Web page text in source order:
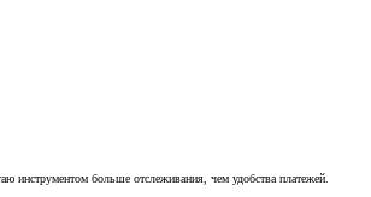
инструментом больше отслеживания, чем удобства платежей.